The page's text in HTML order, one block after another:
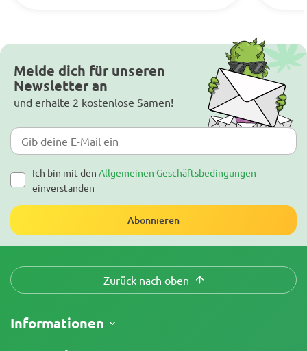
Melde dich für unseren
Newsletter an
und erhalte 2 kostenlose Samen!
Ich bin mit den Allgemeinen Geschäftsbedingungen
einverstanden
Abonnieren
Zurück nach oben
Informationen